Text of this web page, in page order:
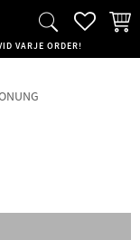
VARJE ORDER!